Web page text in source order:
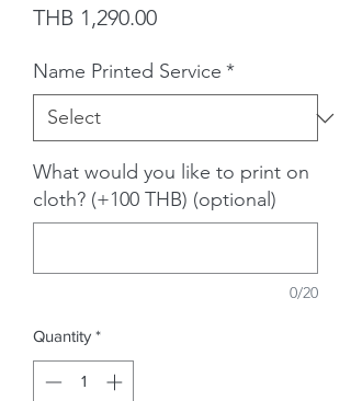
THB 1,290.00Price
Name Printed Service *
What would you like to print on
cloth? (+100 THB) (optional)
0/20
Quantity *